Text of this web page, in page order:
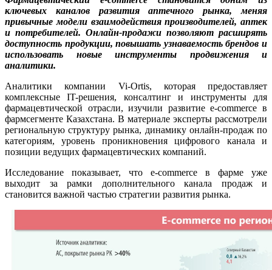
ключевых каналов развития аптечного рынка, меняя
привычные модели взаимодействия производителей, аптек
и потребителей. Онлайн-продажи позволяют расширять
доступность продукции, повышать узнаваемость брендов и
использовать новые инструменты продвижения и
аналитики.
Аналитики компании Vi-Оrtis, которая предоставляет
комплексные IT-решения, консалтинг и инструменты для
фармацевтической отрасли, изучили развитие e-commerce в
фармсегменте Казахстана. В материале эксперты рассмотрели
региональную структуру рынка, динамику онлайн-продаж по
категориям, уровень проникновения цифрового канала и
позиции ведущих фармацевтических компаний.
Исследование показывает, что e-commerce в фарме уже
выходит за рамки дополнительного канала продаж и
становится важной частью стратегии развития рынка.